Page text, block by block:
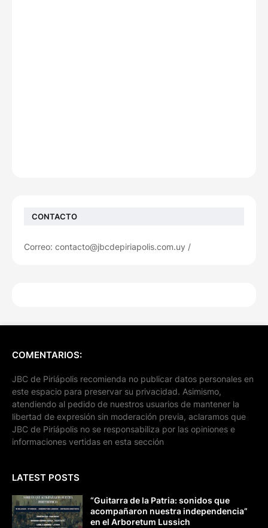
CONTACTO
Correo: contacto@jbcdepiriapolis.com.uy /
COMENTARIOS:
JBC de Piriápolis recomienda no publicar datos personales en
este espacio para preservar su privacidad. Asimismo,
atendiendo al pedido de nuestros usuarios de mantener la
libertad de expresión sin moderación previa, aclaramos que
JBC de Piriápolis no se responsabiliza por las opiniones e
informaciones vertidas en esta sección
LATEST POSTS
“Guitarra de la Patria: sonidos que
acompañaron nuestra independencia”
en el Arboretum Lussich